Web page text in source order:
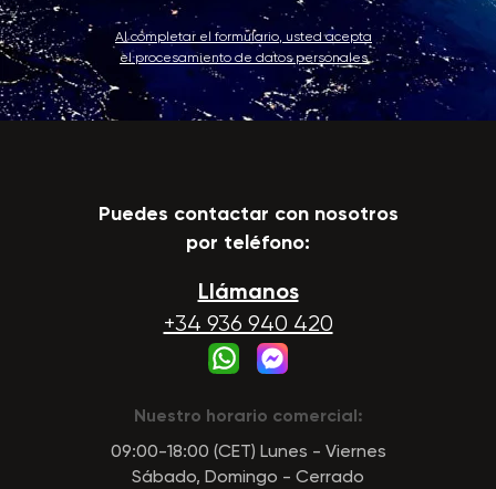
Al completar el formulario, usted acepta
el procesamiento de datos personales
Llámanos
+34 936 940 420
Puedes contactar con nosotros
por teléfono:
Nuestro horario comercial:
09:00-18:00 (CET) Lunes - Viernes
Sábado, Domingo - Cerrado